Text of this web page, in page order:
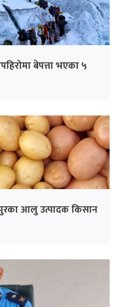
बेपत्ता भएका ५
आलु उत्पादक किसान